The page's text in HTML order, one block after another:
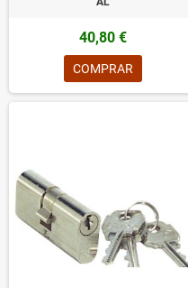
40,80 €
COMPRAR